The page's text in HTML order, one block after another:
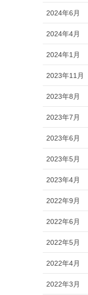
2024年6月
2024年4月
2024年1月
2023年11月
2023年8月
2023年7月
2023年6月
2023年5月
2023年4月
2022年9月
2022年6月
2022年5月
2022年4月
2022年3月